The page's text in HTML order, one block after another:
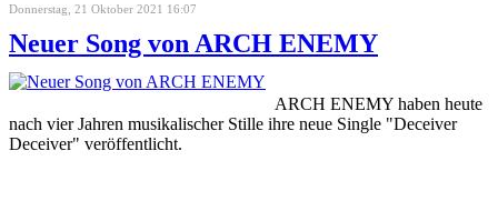
Donnerstag, 21 Oktober 2021 16:07
Neuer Song von ARCH ENEMY
ARCH ENEMY haben heute
nach vier Jahren musikalischer Stille ihre neue Single "Deceiver
Deceiver" veröffentlicht.